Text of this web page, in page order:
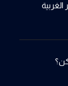
الغربية